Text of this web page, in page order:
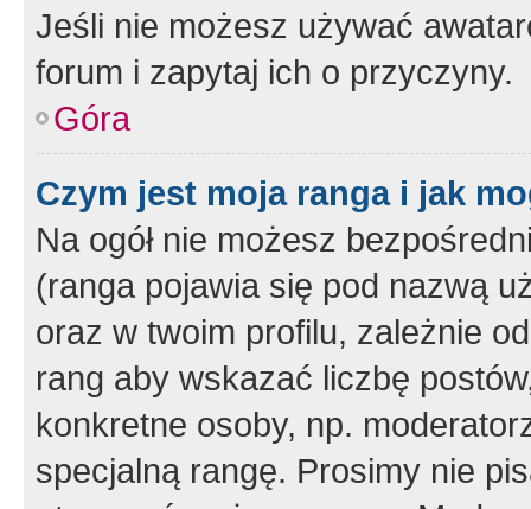
Jeśli nie możesz używać
forum i zapytaj ich o przyczyny.
Góra
Czym jest moja ranga i jak
Na ogół nie możesz
(ranga pojawia się pod nazwą
oraz w twoim profilu, zależnie
rang aby wskazać liczbę
konkretne osoby, np.
specjalną rangę. Prosimy nie